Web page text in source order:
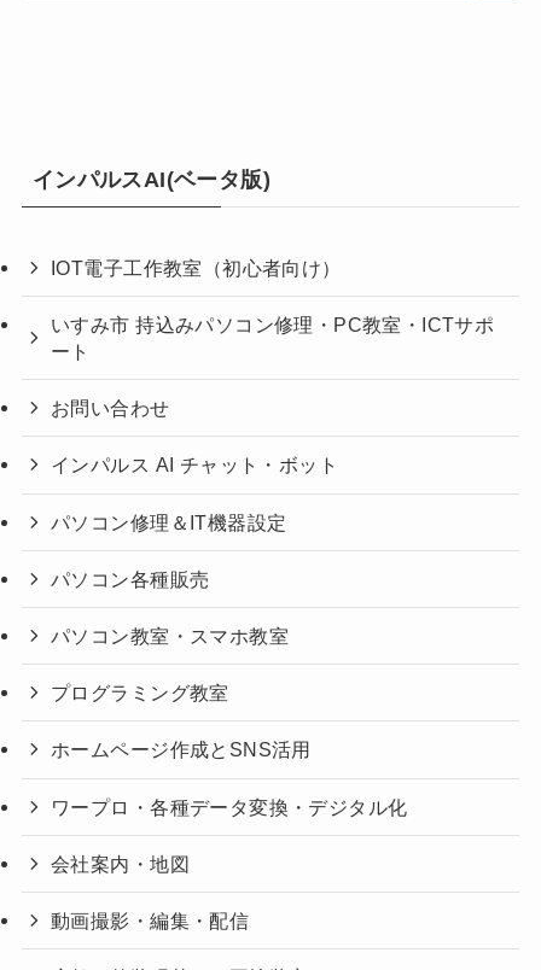
インパルスAI(ベータ版)
IOT電子工作教室（初心者向け）
いすみ市 持込みパソコン修理・PC教室・ICTサポ
ート
お問い合わせ
インパルス AI チャット・ボット
パソコン修理＆IT機器設定
パソコン各種販売
パソコン教室・スマホ教室
プログラミング教室
ホームページ作成とSNS活用
ワープロ・各種データ変換・デジタル化
会社案内・地図
動画撮影・編集・配信